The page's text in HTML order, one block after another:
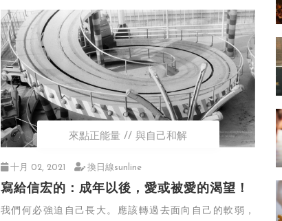
來點正能量 與自己和解
十月 02, 2021 換日線sunline
寫給信宏的：成年以後，愛或被愛的渴望！
我們何必強迫自己長大。應該轉過去面向自己的軟弱，